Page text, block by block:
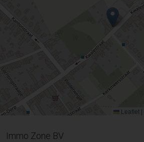
Leaflet |
Immo Zone BV